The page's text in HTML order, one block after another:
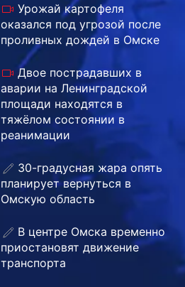
Урожай картофеля
оказался под угрозой после
проливных дождей в Омске
Двое пострадавших в
аварии на Ленинградской
площади находятся в
тяжёлом состоянии в
реанимации
30-градусная жара опять
планирует вернуться в
Омскую область
В центре Омска временно
приостановят движение
транспорта